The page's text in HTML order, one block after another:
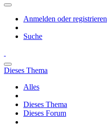
Anmelden oder registrieren
Suche
Dieses Thema
Alles
Dieses Thema
Dieses Forum